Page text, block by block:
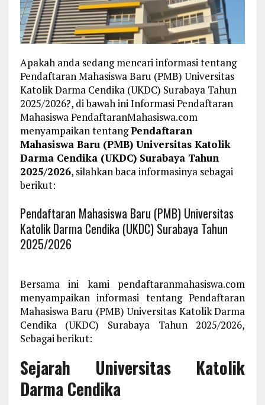
Apakah anda sedang mencari informasi tentang
Pendaftaran Mahasiswa Baru (PMB) Universitas
Katolik Darma Cendika (UKDC) Surabaya Tahun
2025/2026?, di bawah ini Informasi Pendaftaran
Mahasiswa PendaftaranMahasiswa.com
menyampaikan tentangPendaftaran
Mahasiswa Baru (PMB) Universitas Katolik
Darma Cendika (UKDC) Surabaya Tahun
2025/2026, silahkan baca informasinya sebagai
berikut:
Pendaftaran Mahasiswa Baru (PMB) Universitas
Katolik Darma Cendika (UKDC) Surabaya Tahun
2025/2026
Bersama ini kami pendaftaranmahasiswa.com
menyampaikan informasi tentang Pendaftaran
Mahasiswa Baru (PMB) Universitas Katolik Darma
Cendika (UKDC) Surabaya Tahun 2025/2026,
Sebagai berikut:
Sejarah Universitas Katolik
Darma Cendika